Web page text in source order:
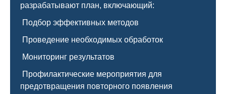
разрабатывают план, включающий:
Подбор эффективных методов
Проведение необходимых обработок
Мониторинг результатов
Профилактические мероприятия для
предотвращения повторного появления